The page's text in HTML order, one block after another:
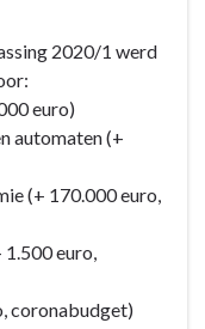
2020/1 werd
euro)
automaten (+
(+ 170.000 euro,
euro,
coronabudget)